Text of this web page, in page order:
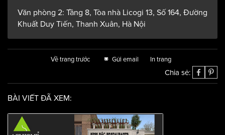
Văn phòng 2: Tầng 8, Tòa nhà Licogi 13, Số 164, Đường
Khuất Duy Tiến, Thanh Xuân, Hà Nội
Về trang trước Gửi email In trang
Chia sẻ:
BÀI VIẾT ĐÃ XEM: